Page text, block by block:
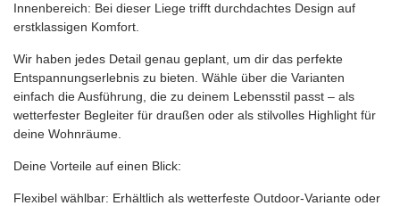
Innenbereich: Bei dieser Liege trifft durchdachtes Design auf
erstklassigen Komfort.
Wir haben jedes Detail genau geplant, um dir das perfekte
Entspannungserlebnis zu bieten. Wähle über die Varianten
einfach die Ausführung, die zu deinem Lebensstil passt – als
wetterfester Begleiter für draußen oder als stilvolles Highlight für
deine Wohnräume.
Deine Vorteile auf einen Blick:
Flexibel wählbar: Erhältlich als wetterfeste Outdoor-Variante oder